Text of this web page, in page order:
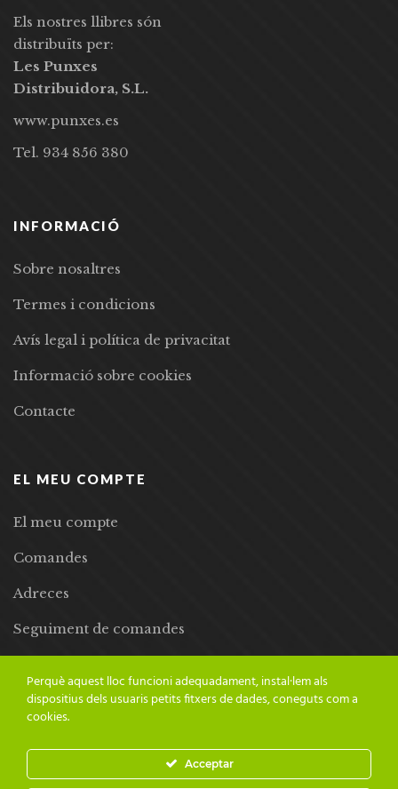
Els nostres llibres són
distribuïts per:
Les Punxes
Distribuidora, S.L.
www.punxes.es
Tel. 934 856 380
INFORMACIÓ
Sobre nosaltres
Termes i condicions
Avís legal i política de privacitat
Informació sobre cookies
Contacte
EL MEU COMPTE
El meu compte
Comandes
Adreces
Seguiment de comandes
Perquè aquest lloc funcioni adequadament, instal·lem als
dispositius dels usuaris petits fitxers de dades, coneguts com a
cookies.
Acceptar